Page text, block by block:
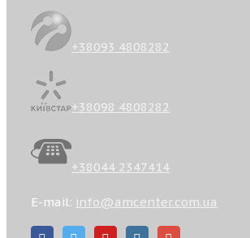
+38093 4808282
+38098 4808282
+38044 2347414
E-mail: info@amcenter.com.ua